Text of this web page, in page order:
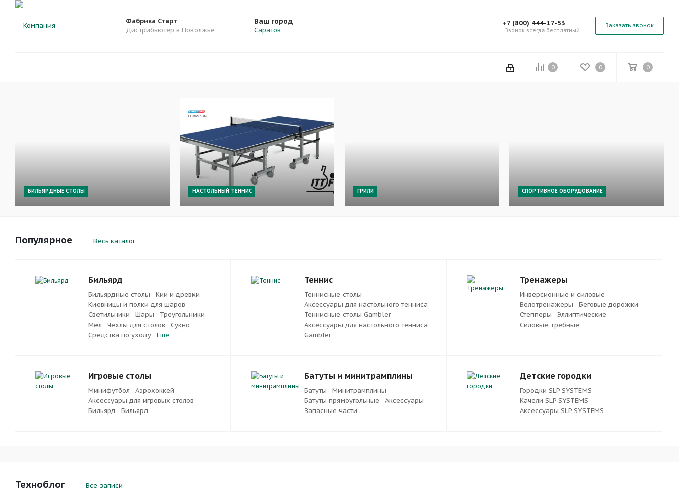
Фабрика Старт
Дистрибьютер в Поволжье
Ваш город
Саратов
+7 (800) 444-17-53
Звонок всегда бесплатный
Заказать звонок
0 0 0
БИЛЬЯРДНЫЕ СТОЛЫ НАСТОЛЬНЫЙ ТЕННИС ГРИЛИ СПОРТИВНОЕ ОБОРУДОВАНИЕ
Популярное Весь каталог
Бильярд
Бильярдные столы
Кии и древки
Киевницы и полки для шаров
Светильники
Шары
Треугольники
Мел
Чехлы для столов
Сукно
Средства по уходу
Ещё
Теннис
Теннисные столы
Аксессуары для настольного тенниса
Теннисные столы Gambler
Аксессуары для настольного тенниса
Gambler
Тренажеры
Инверсионные и силовые
Велотренажеры
Беговые дорожки
Степперы
Эллиптические
Силовые, гребные
Игровые столы
Минифутбол
Аэрохоккей
Аксессуары для игровых столов
Бильяpд
Бильяpд
Батуты и минитрамплины
Батуты
Минитрамплины
Батуты прямоугольные
Аксессуары
Запасные части
Детские городки
Городки SLP SYSTEMS
Качели SLP SYSTEMS
Аксессуары SLP SYSTEMS
Техноблог Все записи